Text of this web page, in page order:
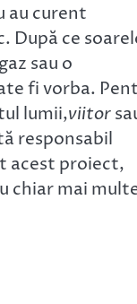
au curent
După ce
sau o
fi vorba.
lumii,viitor
responsabil
acest proiect,
chiar mai